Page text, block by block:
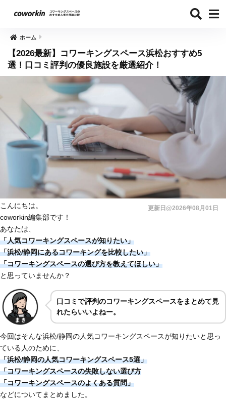
ホーム
【2026最新】コワーキングスペース浜松おすすめ5
選！口コミ評判の優良施設を厳選紹介！
更新日@2026年08月01日
こんにちは。
coworkin編集部です！
あなたは、
「人気コワーキングスペースが知りたい」
「浜松/静岡にあるコワーキングを比較したい」
「コワーキングスペースの選び方を教えてほしい」
と思っていませんか？
口コミで評判のコワーキングスペースをまとめて見
れたらいいよねー。
今回はそんな浜松/静岡の人気コワーキングスペースが知りたいと思っ
ている人のために、
「浜松/静岡の人気コワーキングスペース5選」
「コワーキングスペースの失敗しない選び方
「コワーキングスペースのよくある質問」
などについてまとめました。